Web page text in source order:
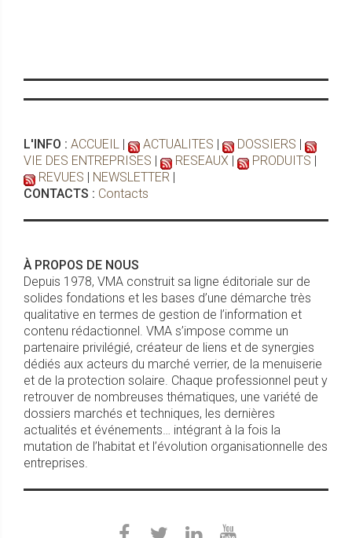
L'INFO : ACCUEIL ACTUALITES DOSSIERS
VIE DES ENTREPRISES
RESEAUX PRODUITS
REVUES
NEWSLETTER
CONTACTS : Contacts
À PROPOS DE NOUS
Depuis 1978, VMA construit sa ligne éditoriale sur de
solides fondations et les bases d’une démarche très
qualitative en termes de gestion de l’information et
contenu rédactionnel. VMA s’impose comme un
partenaire privilégié, créateur de liens et de synergies
dédiés aux acteurs du marché verrier, de la menuiserie
et de la protection solaire. Chaque professionnel peut y
retrouver de nombreuses thématiques, une variété de
dossiers marchés et techniques, les dernières
actualités et événements… intégrant à la fois la
mutation de l’habitat et l’évolution organisationnelle des
entreprises.